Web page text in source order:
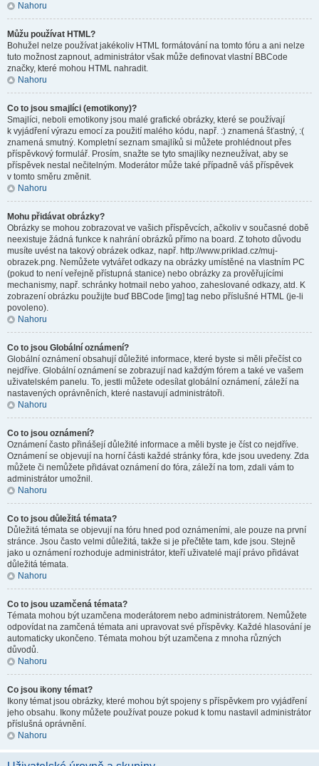
Nahoru
Můžu používat HTML?
Bohužel nelze používat jakékoliv HTML formátování na tomto fóru a ani nelze
tuto možnost zapnout, administrátor však může definovat vlastní BBCode
značky, které mohou HTML nahradit.
Nahoru
Co to jsou smajlíci (emotikony)?
Smajlíci, neboli emotikony jsou malé grafické obrázky, které se používají
k vyjádření výrazu emocí za použití malého kódu, např. :) znamená šťastný, :(
znamená smutný. Kompletní seznam smajlíků si můžete prohlédnout přes
příspěvkový formulář. Prosím, snažte se tyto smajlíky nezneužívat, aby se
příspěvek nestal nečitelným. Moderátor může také případně váš příspěvek
v tomto směru změnit.
Nahoru
Mohu přidávat obrázky?
Obrázky se mohou zobrazovat ve vašich příspěvcích, ačkoliv v současné době
neexistuje žádná funkce k nahrání obrázků přímo na board. Z tohoto důvodu
musíte uvést na takový obrázek odkaz, např. http://www.priklad.cz/muj-
obrazek.png. Nemůžete vytvářet odkazy na obrázky umístěné na vlastním PC
(pokud to není veřejně přístupná stanice) nebo obrázky za prověřujícími
mechanismy, např. schránky hotmail nebo yahoo, zaheslované odkazy, atd. K
zobrazení obrázku použijte buď BBCode [img] tag nebo příslušné HTML (je-li
povoleno).
Nahoru
Co to jsou Globální oznámení?
Globální oznámení obsahují důležité informace, které byste si měli přečíst co
nejdříve. Globální oznámení se zobrazují nad každým fórem a také ve vašem
uživatelském panelu. To, jestli můžete odesílat globální oznámení, záleží na
nastavených oprávněních, které nastavují administrátoři.
Nahoru
Co to jsou oznámení?
Oznámení často přinášejí důležité informace a měli byste je číst co nejdříve.
Oznámení se objevují na horní části každé stránky fóra, kde jsou uvedeny. Zda
můžete či nemůžete přidávat oznámení do fóra, záleží na tom, zdali vám to
administrátor umožnil.
Nahoru
Co to jsou důležitá témata?
Důležitá témata se objevují na fóru hned pod oznámeními, ale pouze na první
stránce. Jsou často velmi důležitá, takže si je přečtěte tam, kde jsou. Stejně
jako u oznámení rozhoduje administrátor, kteří uživatelé mají právo přidávat
důležitá témata.
Nahoru
Co to jsou uzamčená témata?
Témata mohou být uzamčena moderátorem nebo administrátorem. Nemůžete
odpovídat na zamčená témata ani upravovat své příspěvky. Každé hlasování je
automaticky ukončeno. Témata mohou být uzamčena z mnoha různých
důvodů.
Nahoru
Co jsou ikony témat?
Ikony témat jsou obrázky, které mohou být spojeny s příspěvkem pro vyjádření
jeho obsahu. Ikony můžete používat pouze pokud k tomu nastavil administrátor
příslušná oprávnění.
Nahoru